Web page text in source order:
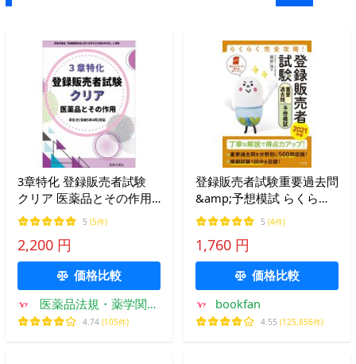
3章特化 登録販売者試験
クリア 医薬品とその作用
手引き（令和5年4月）対
応
5 (5件)
2,200 円
価格比較
医薬品法規・薬学関係
書籍のドーモ
4.74 (105件)
登録販売者試験重要過去問
&amp;予想模試 らくらく
完全攻略! 2021年版/團野浩
5 (4件)
1,760 円
価格比較
bookfan
4.55 (125,856件)